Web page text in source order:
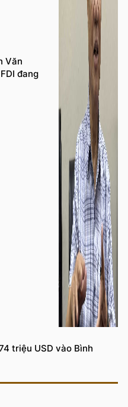
Văn
đang
triệu USD vào Bình